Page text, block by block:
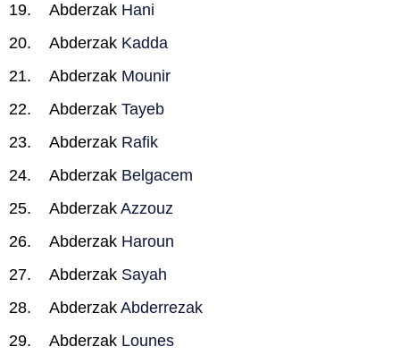
Abderzak Hani
Abderzak Kadda
Abderzak Mounir
Abderzak Tayeb
Abderzak Rafik
Abderzak Belgacem
Abderzak Azzouz
Abderzak Haroun
Abderzak Sayah
Abderzak Abderrezak
Abderzak Lounes